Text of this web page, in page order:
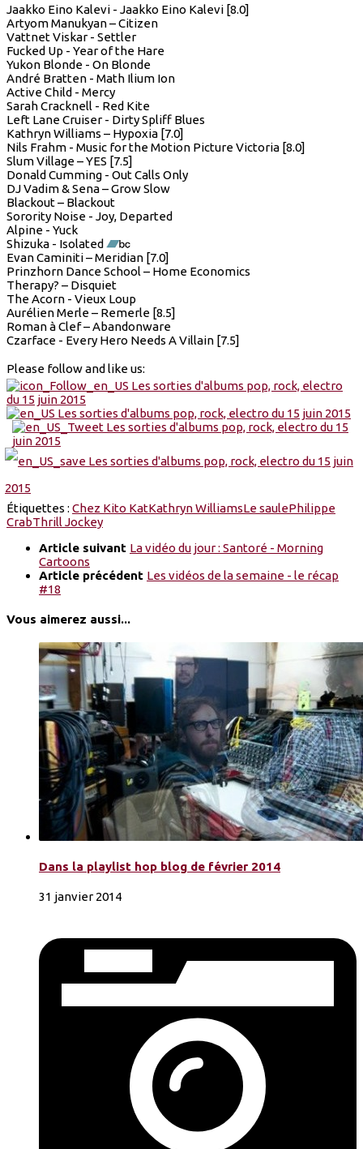
Jaakko Eino Kalevi - Jaakko Eino Kalevi [8.0]
Artyom Manukyan – Citizen
Vattnet Viskar - Settler
Fucked Up - Year of the Hare
Yukon Blonde - On Blonde
André Bratten - Math Ilium Ion
Active Child - Mercy
Sarah Cracknell - Red Kite
Left Lane Cruiser - Dirty Spliff Blues
Kathryn Williams – Hypoxia [7.0]
Nils Frahm - Music for the Motion Picture Victoria [8.0]
Slum Village – YES [7.5]
Donald Cumming - Out Calls Only
DJ Vadim & Sena – Grow Slow
Blackout – Blackout
Sorority Noise - Joy, Departed
Alpine - Yuck
Shizuka - Isolated
Evan Caminiti – Meridian [7.0]
Prinzhorn Dance School – Home Economics
Therapy? – Disquiet
The Acorn - Vieux Loup
Aurélien Merle – Remerle [8.5]
Roman à Clef – Abandonware
Czarface - Every Hero Needs A Villain [7.5]
Please follow and like us:
Étiquettes : Chez Kito KatKathryn WilliamsLe saulePhilippe
CrabThrill Jockey
Article suivant La vidéo du jour : Santoré - Morning
Cartoons
Article précédent Les vidéos de la semaine - le récap
#18
Vous aimerez aussi...
Dans la playlist hop blog de février 2014
31 janvier 2014